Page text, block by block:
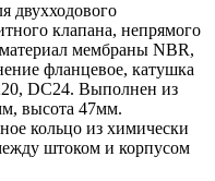
двухходового
клапана, непрямого
мембраны NBR,
фланцевое, катушка
DC24. Выполнен из
высота 47мм.
кольцо из химически
штоком и корпусом